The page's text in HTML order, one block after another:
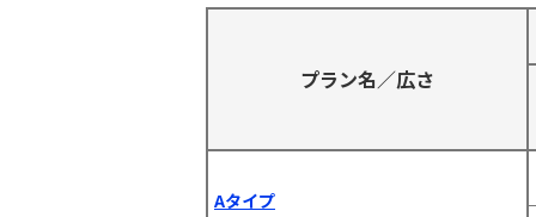
プラン名／広さ
Aタイプ